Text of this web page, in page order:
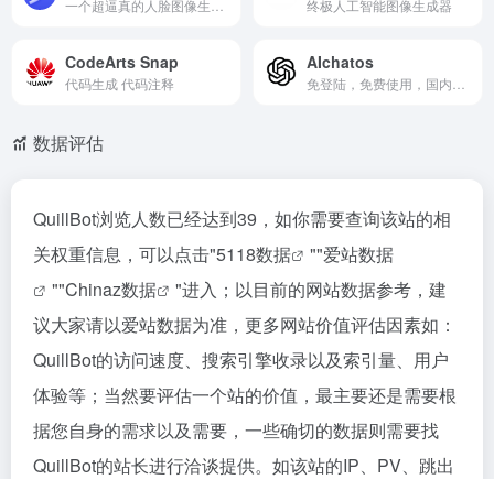
终极人工智能图像生成器
CodeArts Snap
代码生成 代码注释
AIchatos
数据评估
QuillBot浏览人数已经达到39，如你需要查询该站的相
关权重信息，可以点击"5118数据 ""爱站数据
""Chinaz数据
"进入；以目前的网站数据参考，建
议大家请以爱站数据为准，更多网站价值评估因素如：
QuillBot的访问速度、搜索引擎收录以及索引量、用户
体验等；当然要评估一个站的价值，最主要还是需要根
据您自身的需求以及需要，一些确切的数据则需要找
QuillBot的站长进行洽谈提供。如该站的IP、PV、跳出